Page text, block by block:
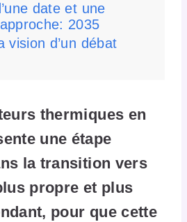
date et une
2035
vision d’un débat
thermiques en
une étape
la transition vers
propre et plus
pour que cette